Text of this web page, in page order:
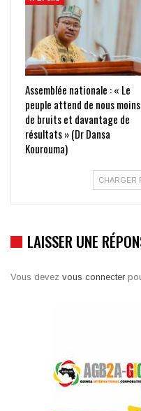
Assemblée nationale : « Le
peuple attend de nous moins
de bruits et davantage de
résultats » (Dr Dansa
Kourouma)
CHARGER
LAISSER UNE
Vous devez vous connecter